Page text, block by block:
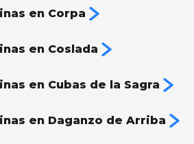
en Corpa
en Coslada
en Cubas de la Sagra
en Daganzo de Arriba